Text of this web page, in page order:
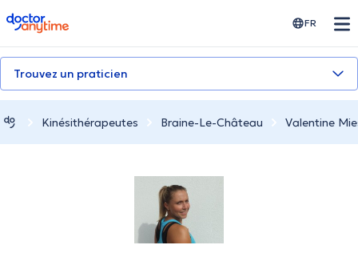
doctoranytime FR
Trouvez un praticien
Kinésithérapeutes Braine-Le-Château Valentine